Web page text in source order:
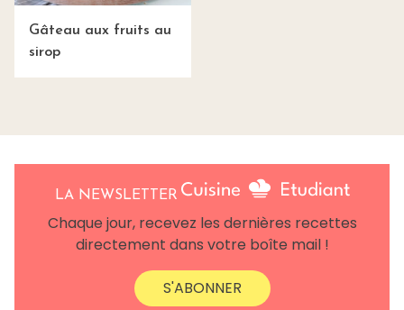
Gâteau aux fruits au
sirop
LA NEWSLETTER
Chaque jour, recevez les dernières recettes
directement dans votre boîte mail !
S'ABONNER